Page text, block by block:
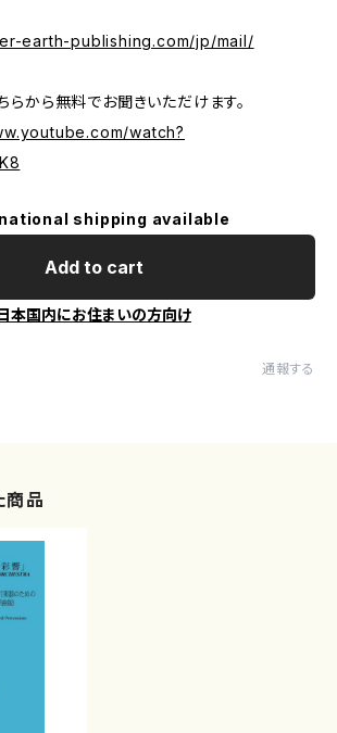
earth-publishing.com/jp/mail/
から無料でお聞きいただけます。
watch?
shipping available
Add to cart
本国内にお住まいの方向け
通報する
商品